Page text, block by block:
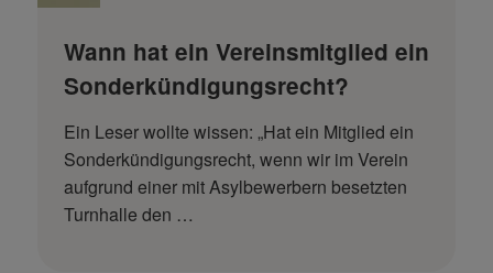
Wann hat ein Vereinsmitglied ein
Sonderkündigungsrecht?
Ein Leser wollte wissen: „Hat ein Mitglied ein
Sonderkündigungsrecht, wenn wir im Verein
aufgrund einer mit Asylbewerbern besetzten
Turnhalle den …